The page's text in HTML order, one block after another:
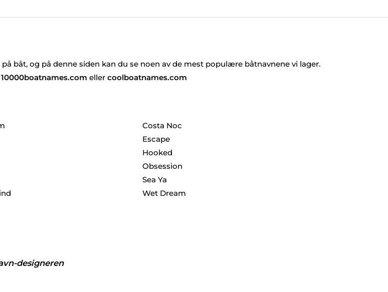
båt, og på denne siden kan du se noen av de mest populære båtnavnene vi lager.
10000boatnames.com eller coolboatnames.com
Costa Noc
Escape
Hooked
Obsession
Sea Ya
Wet Dream
designeren